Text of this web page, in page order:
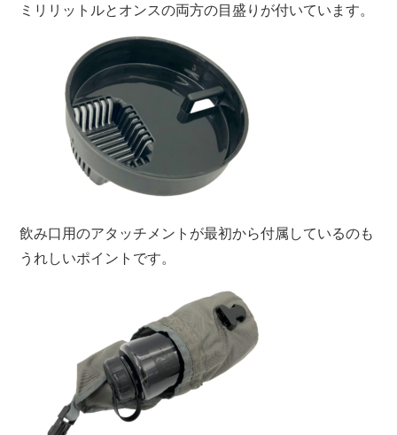
ミリリットルとオンスの両方の目盛りが付いています。
飲み口用のアタッチメントが最初から付属しているのも
うれしいポイントです。